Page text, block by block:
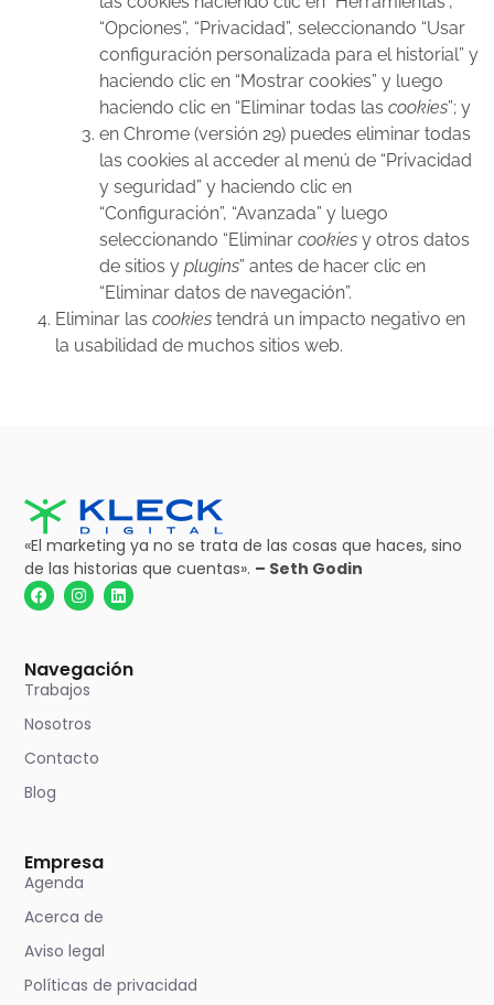
“Opciones”, “Privacidad”, seleccionando “Usar
configuración personalizada para el historial” y
haciendo clic en “Mostrar cookies” y luego
haciendo clic en “Eliminar todas las cookies”; y
en Chrome (versión 29) puedes eliminar todas
las cookies al acceder al menú de “Privacidad
y seguridad” y haciendo clic en
“Configuración”, “Avanzada” y luego
seleccionando “Eliminar cookies y otros datos
de sitios y plugins” antes de hacer clic en
“Eliminar datos de navegación”.
Eliminar las cookies tendrá un impacto negativo en
la usabilidad de muchos sitios web.
«El marketing ya no se trata de las cosas que haces, sino
de las historias quecuentas». – Seth Godin
Navegación
Trabajos
Nosotros
Contacto
Blog
Empresa
Agenda
Acerca de
Aviso legal
Políticas de privacidad